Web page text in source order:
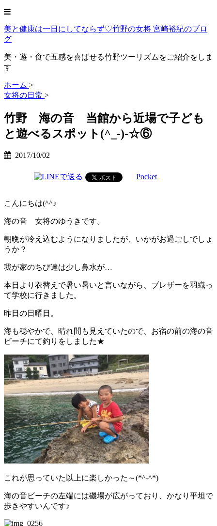
美と健康は一日にしてならず♡竹野の女将 宮崎裕紀のブロ
グ
美・遊・食で五感を喜ばせる竹野ツーリズムをご紹介をしま
す
ホーム >
女将の日常 >
竹野 海の音 当館から近場で子ども
と遊べるスポット(^_-)-☆⑥
2017/10/02
Pocket
こんにちは(^^♪
海の音 女将のゆうきです。
朝晩が冷え込むようになりましたが、いかがお過ごしでしょ
うか？
我が家のちび達は少し鼻水が…
本日より衣替えで暑い暑いと言いながら、ブレザーを羽織っ
て学校に行きました。
昨日の日曜日。
海も穏やかで、晴れ間も見えていたので、お宿の前の海の音
ビーチにて釣りをしました★
これが思っていた以上に楽しかった～(*^-^*)
海の音ビーチの左端には磯場が広がっており、かなり平坦で
歩きやすいんです♪